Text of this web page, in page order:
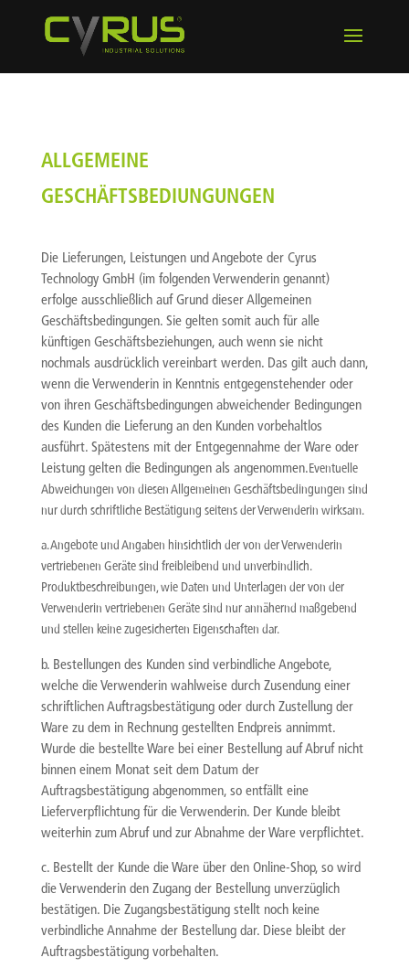
ALLGEMEINE
GESCHÄFTSBEDIUNGUNGEN
Die Lieferungen, Leistungen und Angebote der Cyrus
Technology GmbH (im folgenden Verwenderin genannt)
erfolge ausschließlich auf Grund dieser Allgemeinen
Geschäftsbedingungen. Sie gelten somit auch für alle
künftigen Geschäftsbeziehungen, auch wenn sie nicht
nochmals ausdrücklich vereinbart werden. Das gilt auch dann,
wenn die Verwenderin in Kenntnis entgegenstehender oder
von ihren Geschäftsbedingungen abweichender Bedingungen
des Kunden die Lieferung an den Kunden vorbehaltlos
ausführt. Spätestens mit der Entgegennahme der Ware oder
Leistung gelten die Bedingungen als angenommen.Eventuelle
Abweichungen von diesen Allgemeinen Geschäftsbedingungen sind
nur durch schriftliche Bestätigung seitens der Verwenderin wirksam.
a. Angebote und Angaben hinsichtlich der von der Verwenderin
vertriebenen Geräte sind freibleibend und unverbindlich.
Produktbeschreibungen, wie Daten und Unterlagen der von der
Verwenderin vertriebenen Geräte sind nur annähernd maßgebend
und stellen keine zugesicherten Eigenschaften dar.
b. Bestellungen des Kunden sind verbindliche Angebote,
welche die Verwenderin wahlweise durch Zusendung einer
schriftlichen Auftragsbestätigung oder durch Zustellung der
Ware zu dem in Rechnung gestellten Endpreis annimmt.
Wurde die bestellte Ware bei einer Bestellung auf Abruf nicht
binnen einem Monat seit dem Datum der
Auftragsbestätigung abgenommen, so entfällt eine
Lieferverpflichtung für die Verwenderin. Der Kunde bleibt
weiterhin zum Abruf und zur Abnahme der Ware verpflichtet.
c. Bestellt der Kunde die Ware über den Online-Shop, so wird
die Verwenderin den Zugang der Bestellung unverzüglich
bestätigen. Die Zugangsbestätigung stellt noch keine
verbindliche Annahme der Bestellung dar. Diese bleibt der
Auftragsbestätigung vorbehalten.